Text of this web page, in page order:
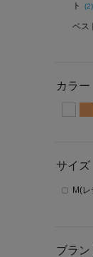
ト
(2)
ベス
カラー
サイズ
M(
ブラン